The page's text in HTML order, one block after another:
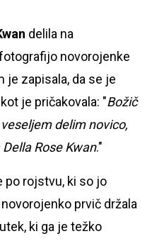
delila na
novorojenke
je zapisala, da se je
je pričakovala: "Božič
delim novico,
Rose Kwan."
po rojstvu, ki so jo
prvič držala
ki ga je težko